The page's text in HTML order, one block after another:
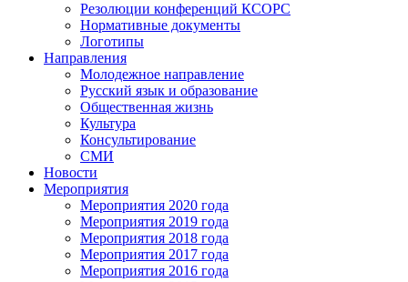
Резолюции конференций КСОРС
Нормативные документы
Логотипы
Направления
Молодежное направление
Русский язык и образование
Общественная жизнь
Культура
Консультирование
СМИ
Новости
Мероприятия
Мероприятия 2020 года
Мероприятия 2019 года
Мероприятия 2018 годa
Мероприятия 2017 года
Мероприятия 2016 года